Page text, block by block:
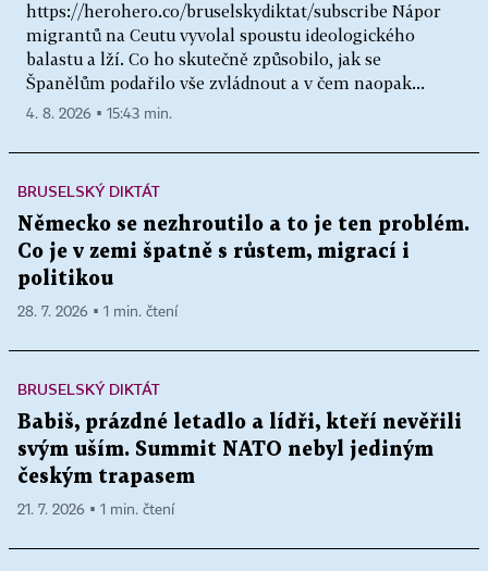
https://herohero.co/bruselskydiktat/subscribe Nápor
migrantů na Ceutu vyvolal spoustu ideologického
balastu a lží. Co ho skutečně způsobilo, jak se
Španělům podařilo vše zvládnout a v čem naopak...
4. 8. 2026 ▪ 15:43 min.
BRUSELSKÝ DIKTÁT
Německo se nezhroutilo a to je ten problém.
Co je v zemi špatně s růstem, migrací i
politikou
28. 7. 2026 ▪ 1 min. čtení
BRUSELSKÝ DIKTÁT
Babiš, prázdné letadlo a lídři, kteří nevěřili
svým uším. Summit NATO nebyl jediným
českým trapasem
21. 7. 2026 ▪ 1 min. čtení